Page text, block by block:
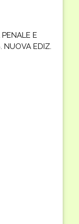
E
NUOVA EDIZ.